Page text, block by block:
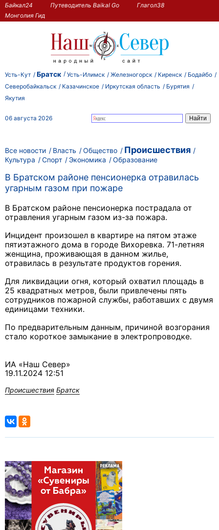
Байкал24 Путеводитель Baikal Go
Глагол38
Монголия Гид
Усть-Кут Братск Усть-Илимск Железногорск Киренск
Бодайбо
Северобайкальск
Казачинское Иркутская область
Бурятия
Якутия
06 августа 2026
Все новости Власть Общество Происшествия
Культура Спорт Экономика Образование
В Братском районе пенсионерка отравилась
угарным газом при пожаре
В Братском районе пенсионерка пострадала от
отравления угарным газом из-за пожара.
Инцидент произошел в квартире на пятом этаже
пятиэтажного дома в городе Вихоревка. 71-летняя
женщина, проживающая в данном жилье,
отравилась в результате продуктов горения.
Для ликвидации огня, который охватил площадь в
25 квадратных метров, были привлечены пять
сотрудников пожарной службы, работавших с двумя
единицами техники.
По предварительным данным, причиной возгорания
стало короткое замыкание в электропроводке.
ИА «Наш Север»
19.11.2024 12:51
Происшествия Братск